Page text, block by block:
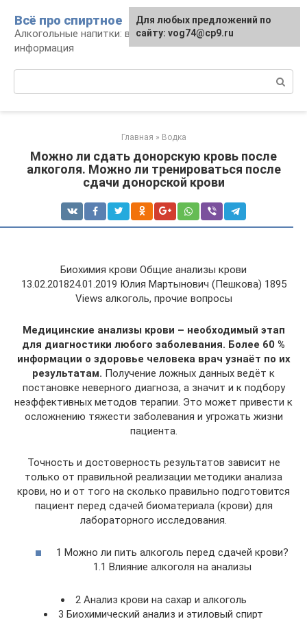
контенту
Всё про спиртное
Алкогольные напитки: виды, рецепты,
информация
Главная » Водка
Можно ли сдать донорскую кровь после
алкоголя. Можно ли тренироваться после
сдачи донорской крови
Биохимия крови Общие анализы крови
13.02.201824.01.2019 Юлия Мартынович (Пешкова) 1895
Views алкоголь, прочие вопросы
Медицинские анализы крови – необходимый этап
для диагностики любого заболевания. Более 60 %
информации о здоровье человека врач узнаёт по их
результатам. Получение ложных данных ведёт к
постановке неверного диагноза, а значит и к подбору
неэффективных методов терапии. Это может привести к
осложнению тяжести заболевания и угрожать жизни
пациента.
Точность и достоверность результатов зависит не
только от правильной реализации методики анализа
крови, но и от того на сколько правильно подготовится
пациент перед сдачей биоматериала (крови) для
лабораторного исследования.
1 Можно ли пить алкоголь перед сдачей крови?
1.1 Влияние алкоголя на анализы
2 Анализ крови на сахар и алкоголь
3 Биохимический анализ и этиловый спирт
Для любых предложений по
сайту: vog74@cp9.ru